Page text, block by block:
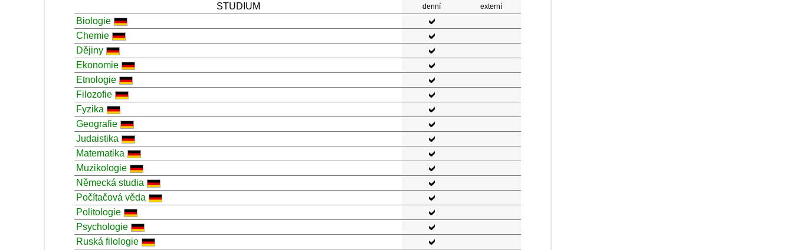
STUDIUM denní externí
Biologie
Chemie
Dějiny
Ekonomie
Etnologie
Filozofie
Fyzika
Geografie
Judaistika
Matematika
Muzikologie
Německá studia
Počítačová věda
Politologie
Psychologie
Ruská filologie